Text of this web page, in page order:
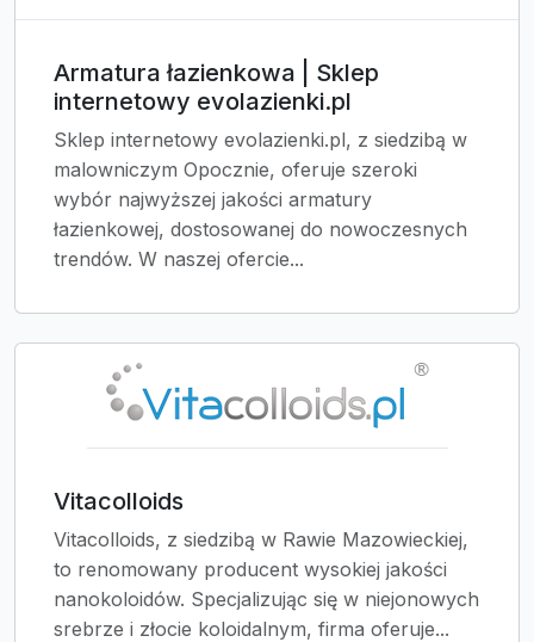
Armatura łazienkowa | Sklep
internetowy evolazienki.pl
Sklep internetowy evolazienki.pl, z siedzibą w
malowniczym Opocznie, oferuje szeroki
wybór najwyższej jakości armatury
łazienkowej, dostosowanej do nowoczesnych
trendów. W naszej ofercie...
Vitacolloids
Vitacolloids, z siedzibą w Rawie Mazowieckiej,
to renomowany producent wysokiej jakości
nanokoloidów. Specjalizując się w niejonowych
srebrze i złocie koloidalnym, firma oferuje...